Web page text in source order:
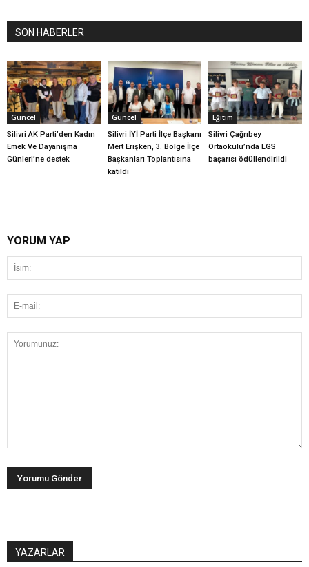
SON HABERLER
Güncel
Silivri AK Parti’den Kadın
Emek Ve Dayanışma
Günleri’ne destek
Güncel
Silivri İYİ Parti İlçe Başkanı
Mert Erişken, 3. Bölge İlçe
Başkanları Toplantısına
katıldı
Eğitim
Silivri Çağrıbey
Ortaokulu’nda LGS
başarısı ödüllendirildi
YORUM YAP
YAZARLAR